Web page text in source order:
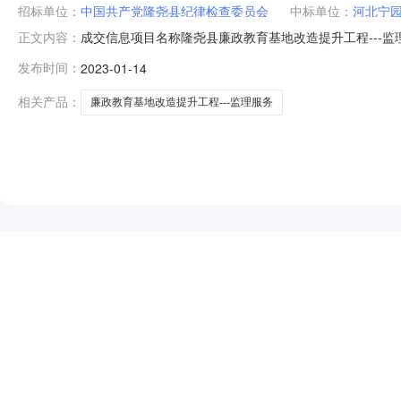
招标单位： 中国共产党隆尧县纪律检查委员会 中标单位： 河北宁
正文内容： 成交信息项目名称隆尧县廉政教育基地改造提升工程---
发布时间： 2023-01-14
相关产品：
廉政教育基地改造提升工程---监理服务